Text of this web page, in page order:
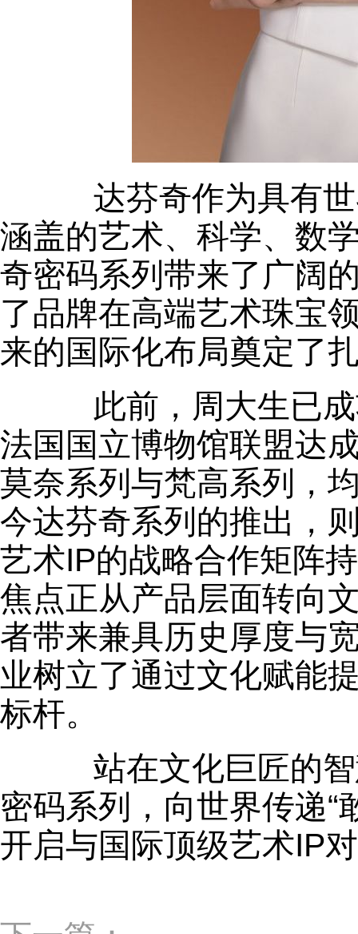
达芬奇作为具有世
涵盖的艺术、科学、数
奇密码系列带来了广阔
了品牌在高端艺术珠宝
来的国际化布局奠定了
此前，周大生已成
法国国立博物馆联盟达
莫奈系列与梵高系列，
今达芬奇系列的推出，
艺术IP的战略合作矩阵
焦点正从产品层面转向
者带来兼具历史厚度与
业树立了通过文化赋能
标杆。
站在文化巨匠的智
密码系列，向世界传递“
开启与国际顶级艺术IP